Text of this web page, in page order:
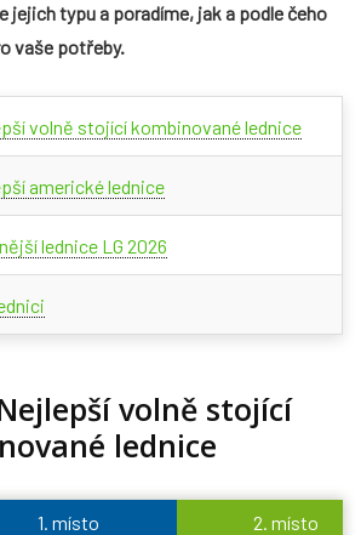
jejich typu a poradíme, jak a podle čeho
vaše potřeby.
volně stojící kombinované lednice
americké lednice
lednice LG 2026
volně stojící
lednice
1. místo 2. místo